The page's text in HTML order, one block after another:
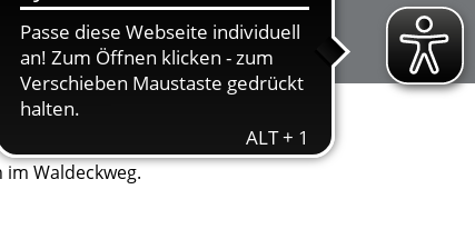
Waldeckweg.